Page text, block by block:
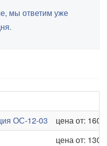
мы ответим уже
ОС-12-03
цена от: 160
цена от: 130